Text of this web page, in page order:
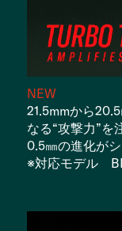
NEW
21.5mmから
なる“攻撃力”を
0.5㎜の進化が
※対応モデル